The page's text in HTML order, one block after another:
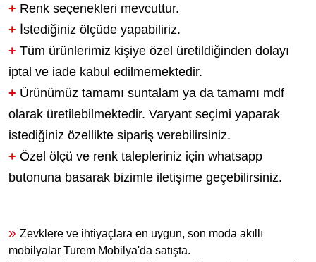
+ Renk seçenekleri mevcuttur.
+ İstediğiniz ölçüde yapabiliriz.
+ Tüm ürünlerimiz kişiye özel üretildiğinden dolayı
iptal ve iade kabul edilmemektedir.
+ Ürünümüz tamamı suntalam ya da tamamı mdf
olarak üretilebilmektedir. Varyant seçimi yaparak
istediğiniz özellikte sipariş verebilirsiniz.
+ Özel ölçü ve renk talepleriniz için whatsapp
butonuna basarak bizimle iletişime geçebilirsiniz.
» Zevklere ve ihtiyaçlara en uygun, son moda akıllı
mobilyalar Turem Mobilya'da satışta.